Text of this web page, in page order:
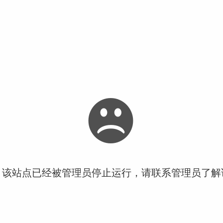
站点已经被管理员停止运行，请联系管理员了